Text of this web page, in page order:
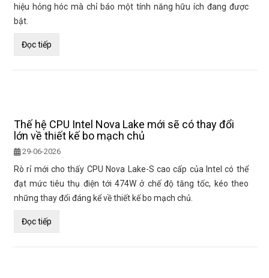
hiệu hỏng hóc mà chỉ báo một tính năng hữu ích đang được
bật.
Đọc tiếp
Thế hệ CPU Intel Nova Lake mới sẽ có thay đổi
lớn về thiết kế bo mạch chủ
29-06-2026
Rò rỉ mới cho thấy CPU Nova Lake-S cao cấp của Intel có thể
đạt mức tiêu thụ điện tới 474W ở chế độ tăng tốc, kéo theo
những thay đổi đáng kể về thiết kế bo mạch chủ.
Đọc tiếp